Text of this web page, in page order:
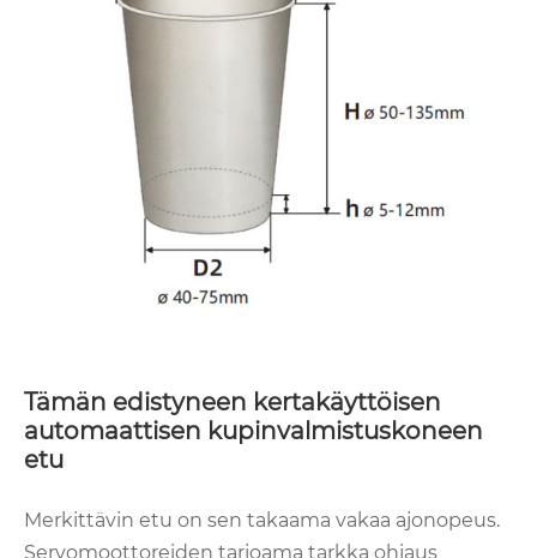
Tämän edistyneen kertakäyttöisen
automaattisen kupinvalmistuskoneen
etu
Merkittävin etu on sen takaama vakaa ajonopeus.
Servomoottoreiden tarjoama tarkka ohjaus